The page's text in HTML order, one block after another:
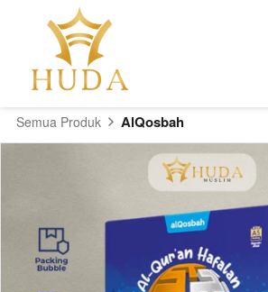
Semua Produk AlQosbah